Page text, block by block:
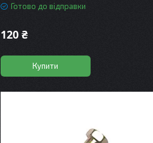
Готово до відправки
120 ₴
Купити